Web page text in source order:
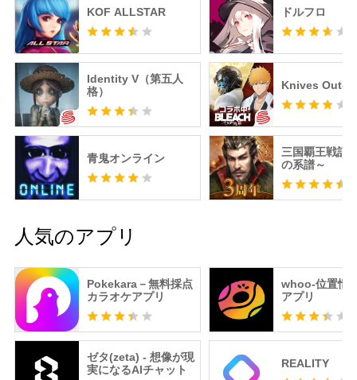
KOF ALLSTAR ドルフロ
Identity V（第五人
格）
Knives Out-
青鬼オンライン
三国覇王戦記
の系譜～
人気のアプリ
Pokekara－無料採点
カラオケアプリ
ゼタ(zeta) - 想像が現
実になるAIチャット
whoo-位置情
アプリ
REALITY